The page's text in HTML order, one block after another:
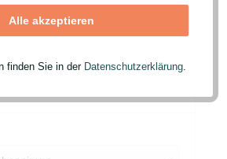
Alle akzeptieren
finden Sie in der Datenschutzerklärung.